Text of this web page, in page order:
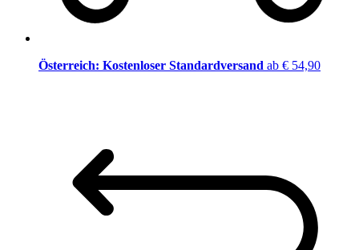
Österreich: Kostenloser Standardversand ab € 54,90